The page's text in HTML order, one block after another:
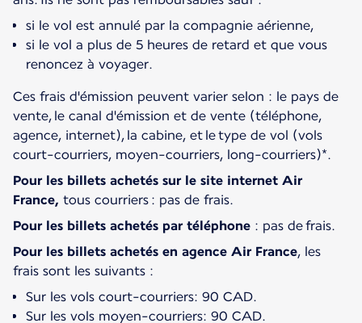
si le vol est annulé par la compagnie aérienne,
si le vol a plus de 5 heures de retard et que vous
renoncez à voyager.
Ces frais d'émission peuvent varier selon : le pays de
vente, le canal d'émission et de vente (téléphone,
agence, internet), la cabine, et le type de vol (vols
court-courriers, moyen-courriers, long-courriers)*.
Pour les billets achetés sur le site internet Air
France, tous courriers : pas de frais.
Pour les billets achetés par téléphone : pas de frais.
Pour les billets achetés en agence Air France, les
frais sont les suivants :
Sur les vols court-courriers: 90 CAD.
Sur les vols moyen-courriers: 90 CAD.